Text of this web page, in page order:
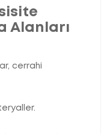
Alanları
cerrahi